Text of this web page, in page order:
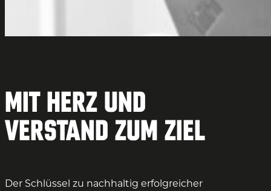
Mit Herz und
Verstand zum Ziel
Der Schlüssel zu nachhaltig erfolgreicher